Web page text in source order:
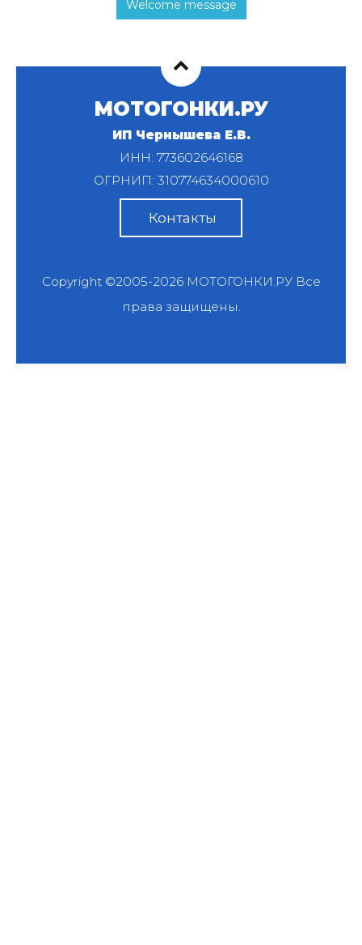
Welcome message
МОТОГОНКИ.РУ
ИП Чернышева Е.В.
ИНН: 773602646168
ОГРНИП: 310774634000610
Контакты
Copyright ©2005-2026 МОТОГОНКИ.РУВсе
права защищены.